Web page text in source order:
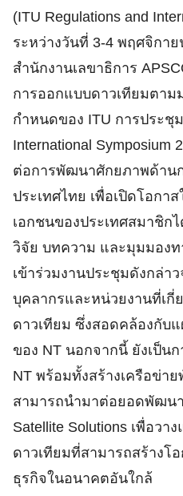
(ITU Regulations and
ระหว่างวันที่ 3-4 พฤศจิกา
สำนักงานเลขาธิการ
การออกแบบดาวเทียมตา
กำหนดของ ITU การประชุ
International
ต่อการพัฒนาศักยภาพด้าน
ประเทศไทย เพื่อเปิดโอกา
เอกชนของประเทศสมาชิก
วิจัย บทความ และมุมมองท
เข้าร่วมงานประชุมดังกล่า
บุคลากรและหน่วยงานที่เกี่
ดาวเทียม ซึ่งสอดคล้องกับ
ของ NT นอกจากนี้ ยังเป็น
NT พร้อมทั้งสร้างเครือข่า
สามารถนำมาต่อยอดพัฒ
Satellite Solutions เพื่อวา
ดาวเทียมที่สามารถสร้างโ
ธุรกิจในอนาคตอันใกล้